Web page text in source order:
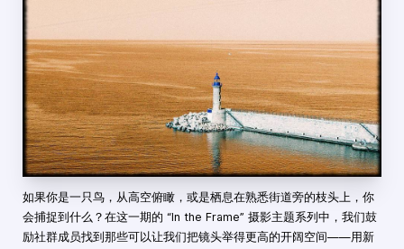
如果你是一只鸟，从高空俯瞰，或是栖息在熟悉街道旁的枝头上，你
会捕捉到什么？在这一期的 “In the Frame” 摄影主题系列中，我们鼓
励社群成员找到那些可以让我们把镜头举得更高的开阔空间——用新